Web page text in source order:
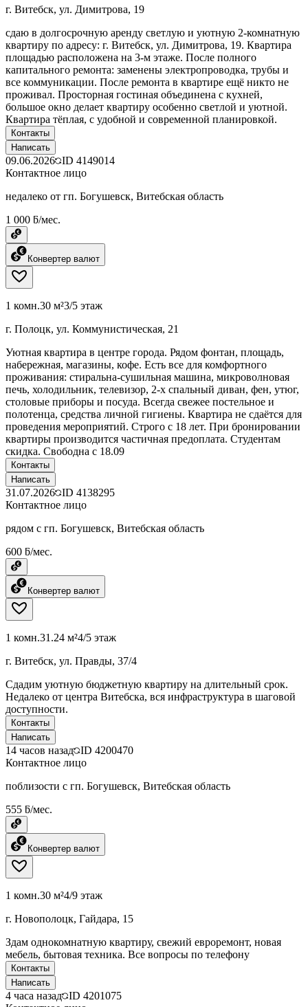
г. Витебск, ул. Димитрова, 19
сдаю в долгосрочную аренду светлую и уютную 2-комнатную
квартиру по адресу: г. Витебск, ул. Димитрова, 19. Квартира
площадью расположена на 3-м этаже. После полного
капитального ремонта: заменены электропроводка, трубы и
все коммуникации. После ремонта в квартире ещё никто не
проживал. Просторная гостиная объединена с кухней,
большое окно делает квартиру особенно светлой и уютной.
Квартира тёплая, с удобной и современной планировкой.
Контакты
Написать
09.06.2026 ID 4149014
Контактное лицо
недалеко от гп. Богушевск, Витебская область
1 000 ƃ/мес.
Конвертер валют
1 комн.30 м²3/5 этаж
г. Полоцк, ул. Коммунистическая, 21
Уютная квартира в центре города. Рядом фонтан, площадь,
набережная, магазины, кофе. Есть все для комфортного
проживания: стиральна-сушильная машина, микроволновая
печь, холодильник, телевизор, 2-х спальный диван, фен, утюг,
столовые приборы и посуда. Всегда свежее постельное и
полотенца, средства личной гигиены. Квартира не сдаётся для
проведения мероприятий. Строго с 18 лет. При бронировании
квартиры производится частичная предоплата. Студентам
скидка. Свободна с 18.09
Контакты
Написать
31.07.2026 ID 4138295
Контактное лицо
рядом с гп. Богушевск, Витебская область
600 ƃ/мес.
Конвертер валют
1 комн.31.24 м²4/5 этаж
г. Витебск, ул. Правды, 37/4
Сдадим уютную бюджетную квартиру на длительный срок.
Недалеко от центра Витебска, вся инфраструктура в шаговой
доступности.
Контакты
Написать
14 часов назад ID 4200470
Контактное лицо
поблизости с гп. Богушевск, Витебская область
555 ƃ/мес.
Конвертер валют
1 комн.30 м²4/9 этаж
г. Новополоцк, Гайдара, 15
Здам однокомнатную квартиру, свежий евроремонт, новая
мебель, бытовая техника. Все вопросы по телефону
Контакты
Написать
4 часа назад ID 4201075